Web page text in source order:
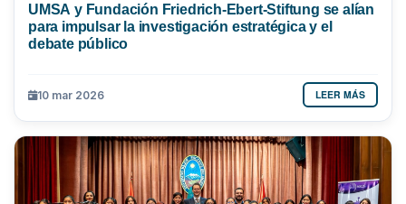
UMSA y Fundación Friedrich-Ebert-Stiftung se alían
para impulsar la investigación estratégica y el
debate público
10 mar 2026 LEER MÁS